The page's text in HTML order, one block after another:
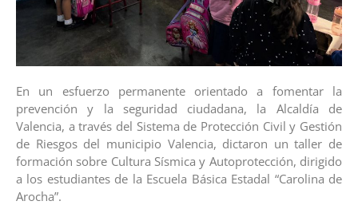
En un esfuerzo permanente orientado a fomentar la
prevención y la seguridad ciudadana, la Alcaldía de
Valencia, a través del Sistema de Protección Civil y Gestión
de Riesgos del municipio Valencia, dictaron un taller de
formación sobre Cultura Sísmica y Autoprotección, dirigido
a los estudiantes de la Escuela Básica Estadal “Carolina de
Arocha”.